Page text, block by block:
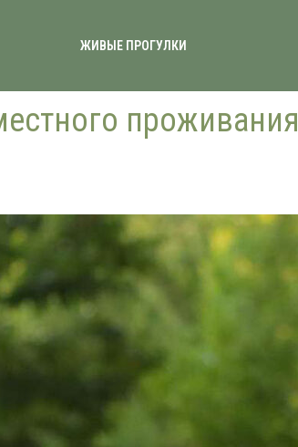
ЖИВЫЕ ПРОГУЛКИ
проживания